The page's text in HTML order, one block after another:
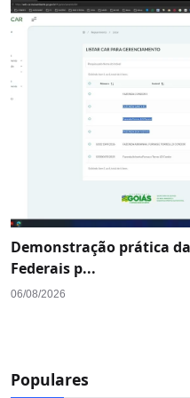
Demonstração prática
Federais p...
06/08/2026
Populares